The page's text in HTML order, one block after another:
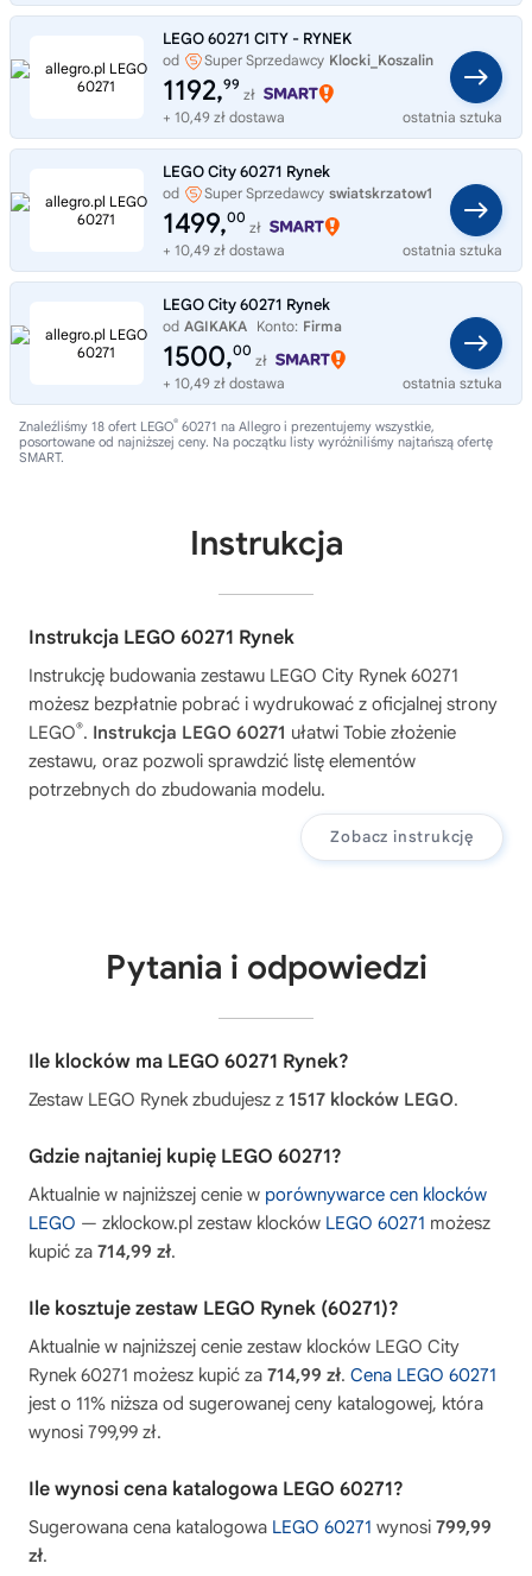
LEGO 60271 CITY - RYNEK
od Super Sprzedawcy Klocki_Koszalin
1192,99
zł
+ 10,49 zł dostawa
ostatnia sztuka
LEGO City 60271 Rynek
od Super Sprzedawcy swiatskrzatow1
1499,00
zł
+ 10,49 zł dostawa
ostatnia sztuka
LEGO City 60271 Rynek
od AGIKAKA Konto: Firma
1500,00
zł
+ 10,49 zł dostawa
ostatnia sztuka
Znaleźliśmy 18 ofert LEGO® 60271 na Allegro i prezentujemy wszystkie,
posortowane od najniższej ceny. Na początku listy wyróżniliśmy najtańszą ofertę
SMART.
Instrukcja
Instrukcja LEGO 60271 Rynek
Instrukcję budowania zestawu LEGO City Rynek 60271
możesz bezpłatnie pobrać i wydrukować z oficjalnej strony
LEGO®. Instrukcja LEGO 60271 ułatwi Tobie złożenie
zestawu, oraz pozwoli sprawdzić listę elementów
potrzebnych do zbudowania modelu.
Zobacz instrukcję
Pytania i odpowiedzi
Ile klocków ma LEGO 60271 Rynek?
Zestaw LEGO Rynek zbudujesz z 1517 klocków LEGO.
Gdzie najtaniej kupię LEGO 60271?
Aktualnie w najniższej cenie w porównywarce cen klocków
LEGO — zklockow.pl zestaw klocków LEGO 60271 możesz
kupić za 714,99 zł.
Ile kosztuje zestaw LEGO Rynek (60271)?
Aktualnie w najniższej cenie zestaw klocków LEGO City
Rynek 60271 możesz kupić za 714,99 zł. Cena LEGO 60271
jest o 11% niższa od sugerowanej ceny katalogowej, która
wynosi 799,99 zł.
Ile wynosi cena katalogowa LEGO 60271?
Sugerowana cena katalogowa LEGO 60271 wynosi 799,99
zł.